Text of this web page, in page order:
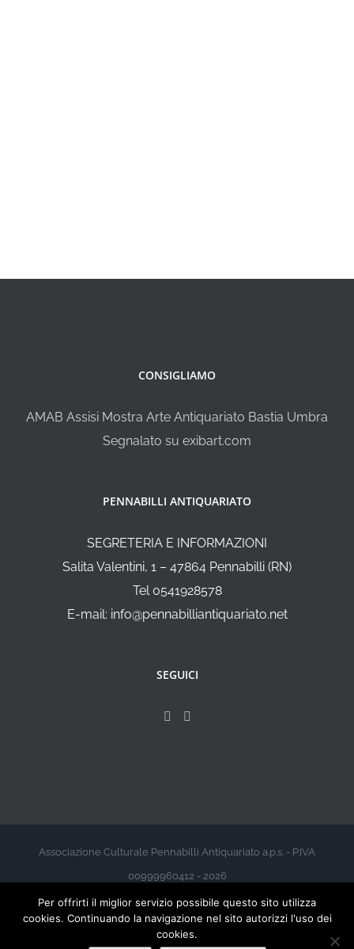
CONSIGLIAMO
AMAB Assisi Mostra Arte Antiquariato Bastia Umbra
Segnalato su exibart.com
PENNABILLI ANTIQUARIATO
SEGRETERIA E INFORMAZIONI
Salita Valentini, 1 – 47864 Pennabilli (RN)
Tel 0541928578
E-mail: info@pennabilliantiquariato.net
SEGUICI
Associazione Culturale Pennabilli Antiquariato a.p.s. - P.IVA
00999960412 - 2026
Per offrirti il miglior servizio possibile questo sito utilizza
cookies. Continuando la navigazione nel sito autorizzi l'uso dei
cookies.